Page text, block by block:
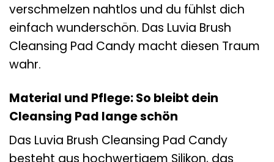
verschmelzen nahtlos und du fühlst dich
einfach wunderschön. Das Luvia Brush
Cleansing Pad Candy macht diesen Traum
wahr.
Material und Pflege: So bleibt dein
Cleansing Pad lange schön
Das Luvia Brush Cleansing Pad Candy